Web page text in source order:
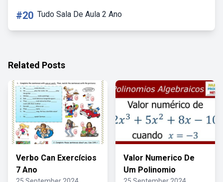
#20 Tudo Sala De Aula 2 Ano
Related Posts
Verbo Can Exercícios
7 Ano
Valor Numerico De
Um Polinomio